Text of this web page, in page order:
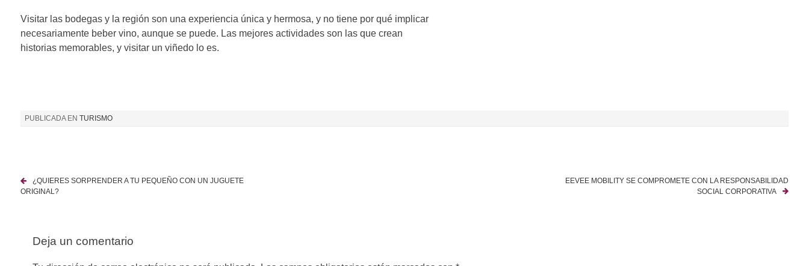
Visitar las bodegas y la región son una experiencia única y hermosa, y no tiene por qué implicar
necesariamente beber vino, aunque se puede. Las mejores actividades son las que crean
historias memorables, y visitar un viñedo lo es.
PUBLICADA EN TURISMO
N
¿QUIERES SORPRENDER A TU PEQUEÑO CON UN JUGUETE
ORIGINAL?
EEVEE MOBILITY SE COMPROMETE CON LA RESPONSABILIDAD
SOCIAL CORPORATIVA
Deja un comentario